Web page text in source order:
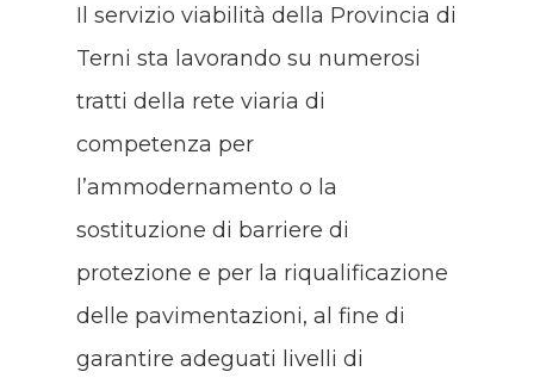
Il servizio viabilità della Provincia di
Terni sta lavorando su numerosi
tratti della rete viaria di
competenza per
l’ammodernamento o la
sostituzione di barriere di
protezione e per la riqualificazione
delle pavimentazioni, al fine di
garantire adeguati livelli di